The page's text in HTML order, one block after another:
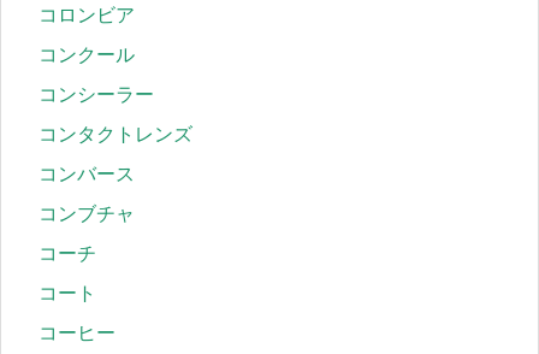
コロンビア
コンクール
コンシーラー
コンタクトレンズ
コンバース
コンブチャ
コーチ
コート
コーヒー